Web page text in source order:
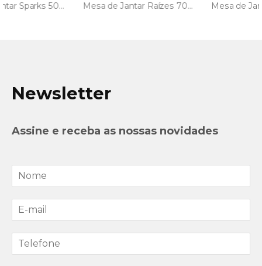
Mesa de Jantar Raízes 70% off Mesa de Jantar Dama 70% off
Newsletter
Assine e receba as nossas novidades